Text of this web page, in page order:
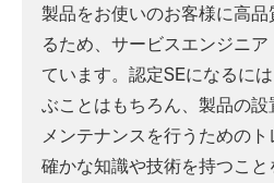
製品をお使いのお客様に高
るため、サービスエンジニ
ています。認定SEになるに
ぶことはもちろん、製品の
メンテナンスを行うためのト
確かな知識や技術を持つこ